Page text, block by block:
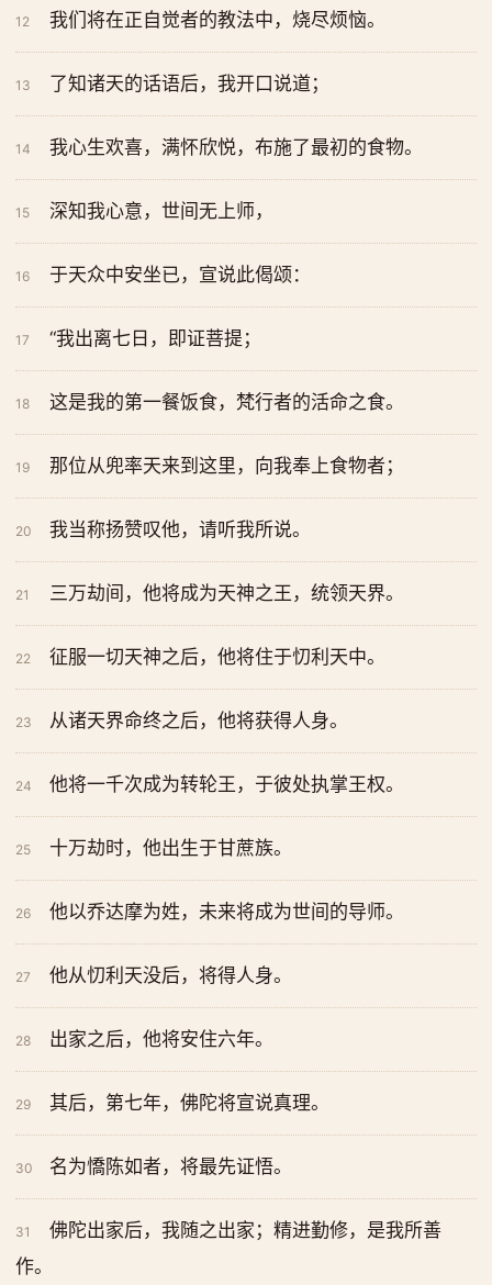
12 我们将在正自觉者的教法中，烧尽烦恼。
13 了知诸天的话语后，我开口说道；
14 我心生欢喜，满怀欣悦，布施了最初的食物。
15 深知我心意，世间无上师，
16 于天众中安坐已，宣说此偈颂：
17 “我出离七日，即证菩提；
18 这是我的第一餐饭食，梵行者的活命之食。
19 那位从兜率天来到这里，向我奉上食物者；
20 我当称扬赞叹他，请听我所说。
21 三万劫间，他将成为天神之王，统领天界。
22 征服一切天神之后，他将住于忉利天中。
23 从诸天界命终之后，他将获得人身。
24 他将一千次成为转轮王，于彼处执掌王权。
25 十万劫时，他出生于甘蔗族。
26 他以乔达摩为姓，未来将成为世间的导师。
27 他从忉利天没后，将得人身。
28 出家之后，他将安住六年。
29 其后，第七年，佛陀将宣说真理。
30 名为憍陈如者，将最先证悟。
31
佛陀出家后，我随之出家；精进勤修，是我所善
作。